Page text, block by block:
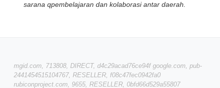
sarana qpembelajaran dan kolaborasi antar daerah.
mgid.com, 713808, DIRECT, d4c29acad76ce94f google.com, pub-
2441454515104767, RESELLER, f08c47fec0942fa0
rubiconproject.com, 9655, RESELLER, 0bfd66d529a55807